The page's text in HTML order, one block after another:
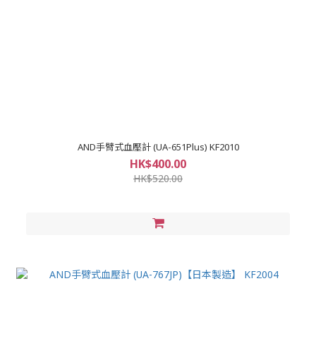
AND手臂式血壓計 (UA-651Plus) KF2010
HK$400.00
HK$520.00